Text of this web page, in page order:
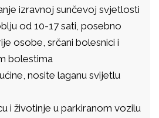
izravnoj sunčevoj svjetlosti
od 10-17 sati, posebno
osobe, srčani bolesnici i
bolestima
nosite laganu svijetlu
i životinje u parkiranom vozilu